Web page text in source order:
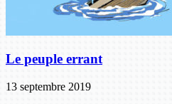
Le peuple errant
13 septembre 2019